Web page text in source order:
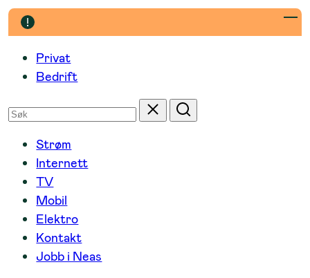
Hopp
til
innholdPrivat
Bedrift
Søk
etter
Tilbakestill
Søk
Strøm
Internett
TV
Mobil
Elektro
Kontakt
Jobb i Neas